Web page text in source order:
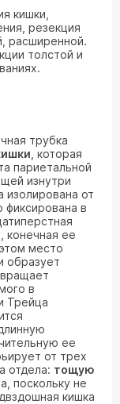
кишки,
резекция
расширенной.
толстой и
трубка
, которая
париетальной
изнутри
от
в
конечная ее
место
образует
в
Трейца
ее
от трех
отдела: тощую
поскольку не
кишка